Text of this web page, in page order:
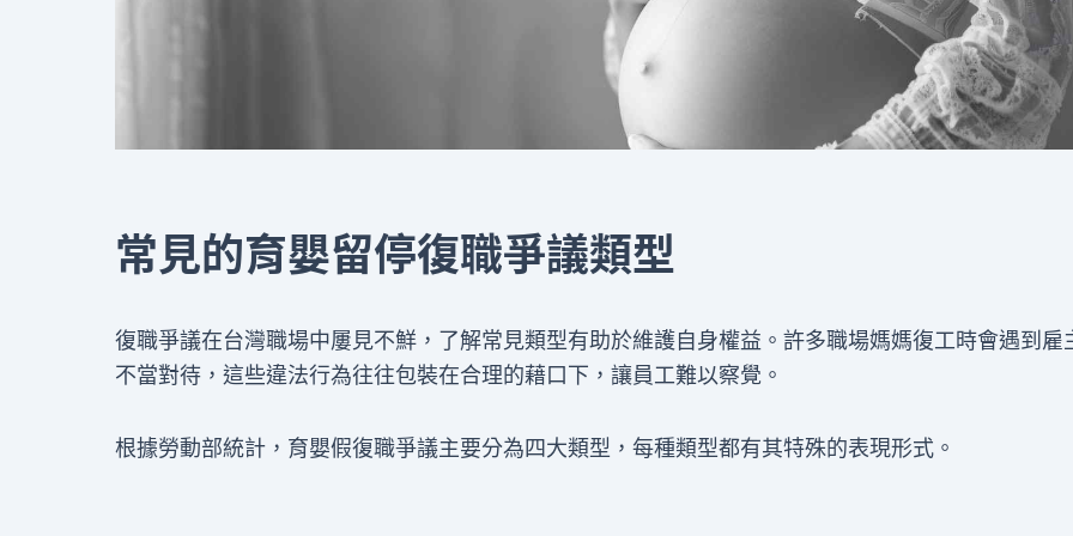
常見的育嬰留停復職爭議類型
復職爭議在台灣職場中屢見不鮮，了解常見類型有助於維護自身權益。許多職場媽媽復工時會遇到雇
不當對待，這些違法行為往往包裝在合理的藉口下，讓員工難以察覺。
根據勞動部統計，育嬰假復職爭議主要分為四大類型，每種類型都有其特殊的表現形式。